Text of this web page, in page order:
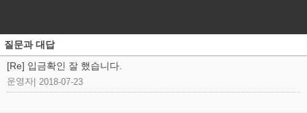
질문과 대답
[Re] 입금확인 잘 했습니다.
운영자 2018-07-23